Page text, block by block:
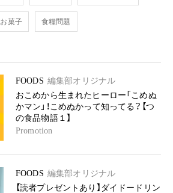
お菓子 食糧問題
FOODS 編集部オリジナル
おこめから生まれたヒーロー「こめぬ
かマン」！こめぬかって知ってる？【つ
の食品物語１】
Promotion
FOODS 編集部オリジナル
【読者プレゼントあり】ダイドードリン